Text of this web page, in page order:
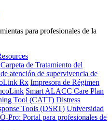
para profesionales de la
de Tratamiento del
atención de supervivencia de
Rx Impresora de Régimen
Smart ALACC Care Plan
Tool (CATT) Distress
Tools (DSRT) Universidad
O-Pro: Portal para profesionales de